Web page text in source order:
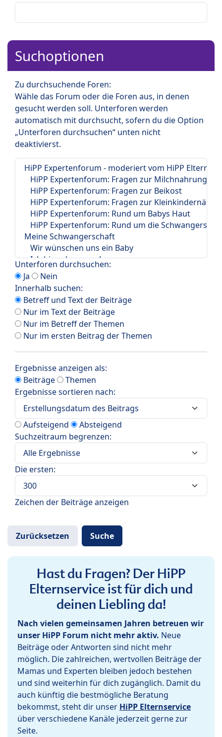
Suchoptionen
Zu durchsuchende Foren:
Wähle das Forum oder die Foren aus, in denen
gesucht werden soll. Unterforen werden
automatisch mit durchsucht, sofern du die Option
„Unterforen durchsuchen“ unten nicht
deaktivierst.
Unterforen durchsuchen:
Ja
Nein
Innerhalb suchen:
Betreff und Text der Beiträge
Nur im Text der Beiträge
Nur im Betreff der Themen
Nur im ersten Beitrag der Themen
Ergebnisse anzeigen als:
Beiträge
Themen
Ergebnisse sortieren nach:
Aufsteigend
Absteigend
Suchzeitraum begrenzen:
Die ersten:
Zeichen der Beiträge anzeigen
Hast du Fragen? Der HiPP
Elternservice ist für dich und
deinen Liebling da!
Nach vielen gemeinsamen Jahren betreuen wir
unser HiPP Forum nicht mehr aktiv. Neue
Beiträge oder Antworten sind nicht mehr
möglich. Die zahlreichen, wertvollen Beiträge der
Mamas und Experten bleiben jedoch bestehen
und sind weiterhin für dich zugänglich. Damit du
auch künftig die bestmögliche Beratung
bekommst, steht dir unser HiPP Elternservice
über verschiedene Kanäle jederzeit gerne zur
Seite.